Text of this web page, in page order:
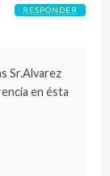
Sr.Alvarez
en ésta
RESPONDER